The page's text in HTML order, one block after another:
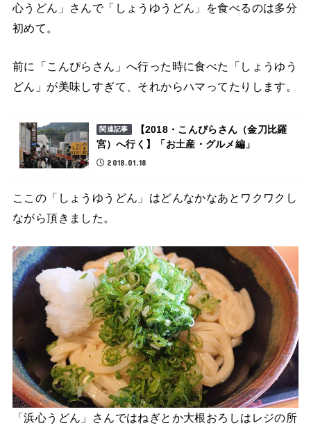
心うどん」さんで「しょうゆうどん」を食べるのは多分
初めて。
前に「こんぴらさん」へ行った時に食べた「しょうゆう
どん」が美味しすぎて、それからハマってたりします。
関連記事
【2018・こんぴらさん（金刀比羅
宮）へ行く】「お土産・グルメ編」
2018.01.18
ここの「しょうゆうどん」はどんなかなあとワクワクし
ながら頂きました。
「浜心うどん」さんではねぎとか大根おろしはレジの所